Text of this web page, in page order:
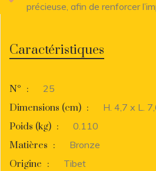
précieuse, afin de renforcer
Caractéristiques
N° :
25
Dimensions (cm) :
H. 4,7 x L.
Poids (kg) :
0.110
Matières :
Bronze
Origine :
Tibet